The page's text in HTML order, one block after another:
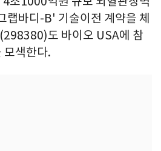
랩바디-B' 기술이전 계약을 체
도 바이오 USA에 참
모색한다.